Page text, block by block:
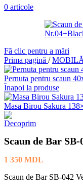
0 articole
Fă clic pentru a mări
Prima pagină /
Pernuta pentru scaun
Înapoi la produse
Masa Birou Sakura
Scaun de Bar
1 350 MDL
Scaun de Bar SB-042